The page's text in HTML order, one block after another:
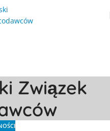
Związek